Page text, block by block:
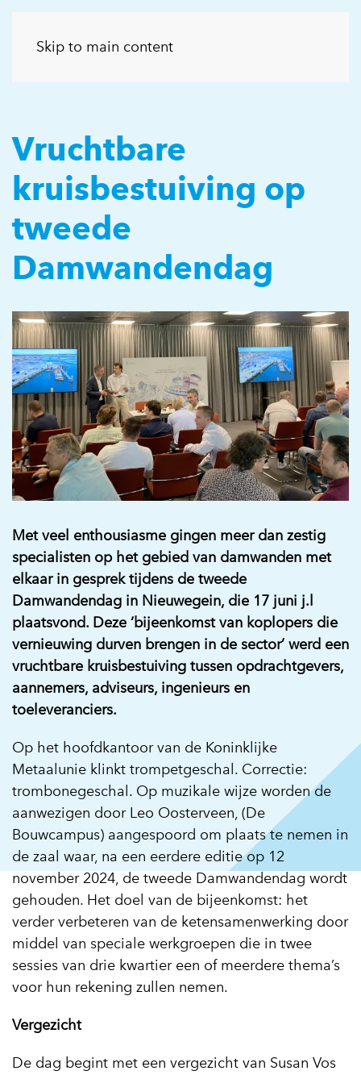
Skip to main content
Vruchtbare
kruisbestuiving op
tweede
Damwandendag
Met veel enthousiasme gingen meer dan zestig
specialisten op het gebied van damwanden met
elkaar in gesprek tijdens de tweede
Damwandendag in Nieuwegein, die 17 juni j.l
plaatsvond. Deze ‘bijeenkomst van koplopers die
vernieuwing durven brengen in de sector’ werd een
vruchtbare kruisbestuiving tussen opdrachtgevers,
aannemers, adviseurs, ingenieurs en
toeleveranciers.
Op het hoofdkantoor van de Koninklijke
Metaalunie klinkt trompetgeschal. Correctie:
trombonegeschal. Op muzikale wijze worden de
aanwezigen door Leo Oosterveen, (De
Bouwcampus) aangespoord om plaats te nemen in
de zaal waar, na een eerdere editie op 12
november 2024, de tweede Damwandendag wordt
gehouden. Het doel van de bijeenkomst: het
verder verbeteren van de ketensamenwerking door
middel van speciale werkgroepen die in twee
sessies van drie kwartier een of meerdere thema’s
voor hun rekening zullen nemen.
Vergezicht
De dag begint met een vergezicht van Susan Vos